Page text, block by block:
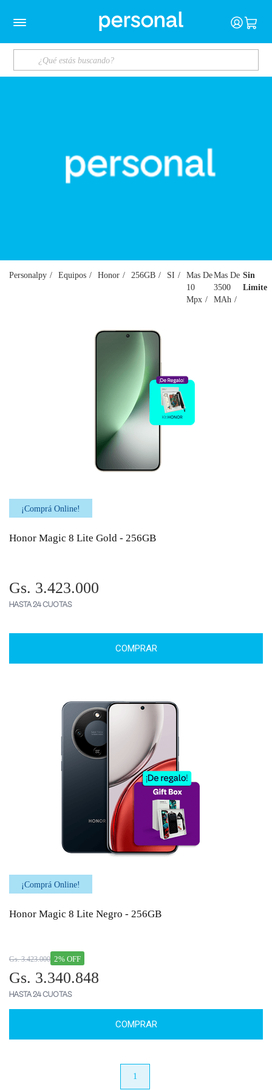
Personalpy Equipos Honor 256GB SI
Mas De
10
Mpx
Mas De
3500
MAh
Sin
Limite
¡Comprá Online!
Honor Magic 8 Lite Gold - 256GB
Gs. 3.423.000
HASTA 24 CUOTAS
COMPRAR
¡Comprá Online!
Honor Magic 8 Lite Negro - 256GB
2% OFF
Gs. 3.423.000
Gs. 3.340.848
HASTA 24 CUOTAS
COMPRAR
1